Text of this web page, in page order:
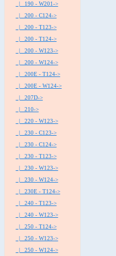
|_ 190 - W201->
|_ 200 - C124->
|_ 200 - T123->
|_ 200 - T124->
|_ 200 - W123->
|_ 200 - W124->
|_ 200E - T124->
|_ 200E - W124->
|_ 207D->
|_ 210->
|_ 220 - W123->
|_ 230 - C123->
|_ 230 - C124->
|_ 230 - T123->
|_ 230 - W123->
|_ 230 - W124->
|_ 230E - T124->
|_ 240 - T123->
|_ 240 - W123->
|_ 250 - T124->
|_ 250 - W123->
|_ 250 - W124->